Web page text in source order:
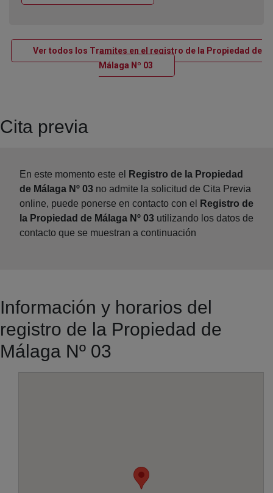
Ver todos los Tramites en el registro de la Propiedad de
Málaga Nº 03Ventana nueva
Cita previa
En este momento este el
Registro de la Propiedad
de Málaga Nº 03 no admite la solicitud de Cita Previa
online, puede ponerse en contacto con el
Registro de
la Propiedad de Málaga Nº 03 utilizando los datos de
contacto que se muestran a continuación
Información y horarios del
registro de la Propiedad de
Málaga Nº 03